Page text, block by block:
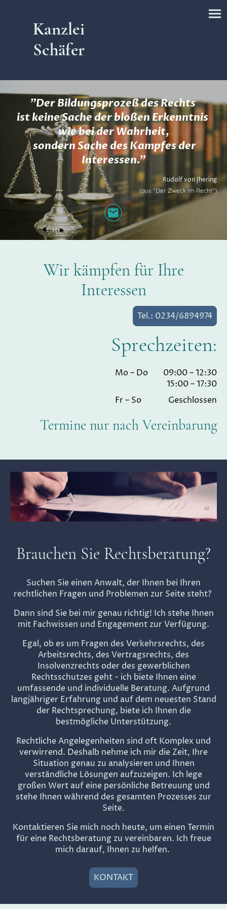
Kanzlei
Schäfer
"Der Bildungsprozeß des Rechts
ist keine Sache der bloßen Erkenntnis
wie bei der Wahrheit,
sondern Sache des Kampfes der
Interessen."
Rudolf von Jhering
(aus "Der Zweck im Recht")
Wir kämpfen für Ihre
Interessen
Sprechzeiten:
Tel.: 0234/6894974
Mo – Do
09:00 – 12:30
15:00 – 17:30
Fr – So
Geschlossen
Termine nur nach Vereinbarung
Brauchen Sie Rechtsberatung?
Suchen Sie einen Anwalt, der Ihnen bei Ihren
rechtlichen Fragen und Problemen zur Seite steht?
Dann sind Sie bei mir genau richtig! Ich stehe Ihnen
mit Fachwissen und Engagement zur Verfügung.
Egal, ob es um Fragen des Verkehrsrechts, des
Arbeitsrechts, des Vertragsrechts, des
Insolvenzrechts oder des gewerblichen
Rechtsschutzes geht - ich biete Ihnen eine
umfassende und individuelle Beratung. Aufgrund
langjähriger Erfahrung und auf dem neuesten Stand
der Rechtsprechung, biete ich Ihnen die
bestmögliche Unterstützung.
Rechtliche Angelegenheiten sind oft Komplex und
verwirrend. Deshalb nehme ich mir die Zeit, Ihre
Situation genau zu analysieren und Ihnen
verständliche Lösungen aufzuzeigen. Ich lege
großen Wert auf eine persönliche Betreuung und
stehe Ihnen während des gesamten Prozesses zur
Seite.
Kontaktieren Sie mich noch heute, um einen Termin
für eine Rechtsberatung zu vereinbaren. Ich freue
mich darauf, Ihnen zu helfen.
KONTAKT